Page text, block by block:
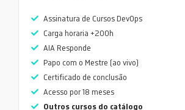
Assinatura de Cursos DevOps
Carga horaria +200h
AIA Responde
Papo com o Mestre (ao vivo)
Certificado de conclusão
Acesso por 18 meses
Outros cursos do catálogo